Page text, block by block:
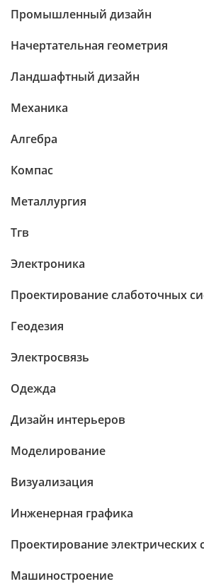
Промышленный дизайн
Начертательная геометрия
Ландшафтный дизайн
Механика
Алгебра
Компас
Металлургия
Тгв
Электроника
Проектирование слаботочных
Геодезия
Электросвязь
Одежда
Дизайн интерьеров
Моделирование
Визуализация
Инженерная графика
Проектирование электрических
Машиностроение